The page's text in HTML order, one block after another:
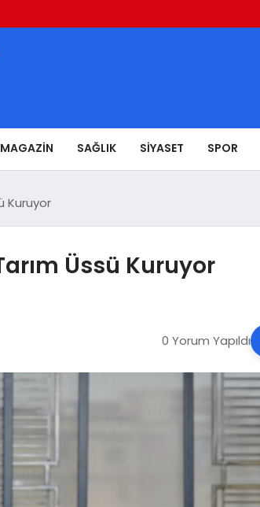
MAGAZIN SAĞLIK SIYASET SPOR
Kuruyor
Üssü Kuruyor
0 Yorum Yapıldı